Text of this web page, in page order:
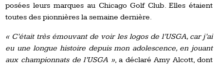
posées leurs marques au Chicago Golf Club. Elles étaient
toutes des pionnières la semaine dernière.
« C’était très émouvant de voir les logos de l’USGA, car j’ai
eu une longue histoire depuis mon adolescence, en jouant
aux championnats de l’USGA », a déclaré Amy Alcott, dont